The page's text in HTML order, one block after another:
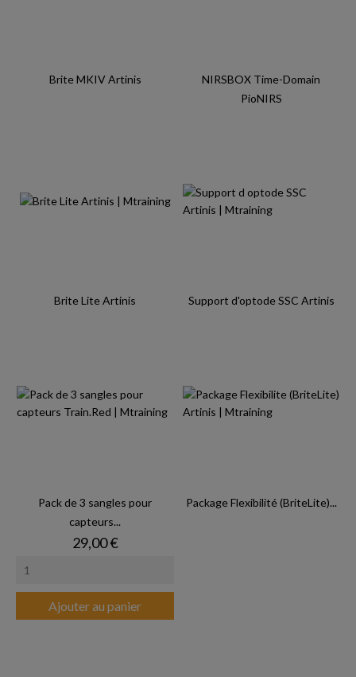
Brite MKIV Artinis
NIRSBOX Time-Domain
PioNIRS
Brite Lite Artinis Support d'optode SSC Artinis
Pack de 3 sangles pour
capteurs...
Prix
29,00 €
Ajouter au panier
Package Flexibilité (BriteLite)...